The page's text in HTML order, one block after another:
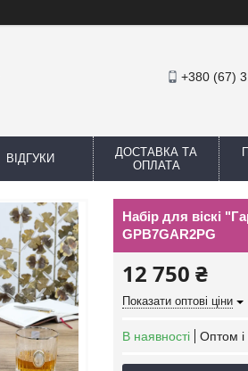
+380 (67)
ВІДГУКИ
ДОСТАВКА ТА
ОПЛАТА
Набір для віскі
GPB7GAR2PG
12 750 ₴
Показати оптові ціни
В наявності Оптом і